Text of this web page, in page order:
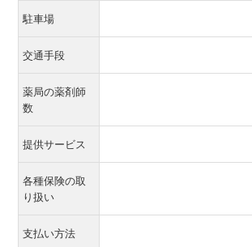
駐車場
交通手段
薬局の薬剤師
数
提供サービス
各種保険の取
り扱い
支払い方法